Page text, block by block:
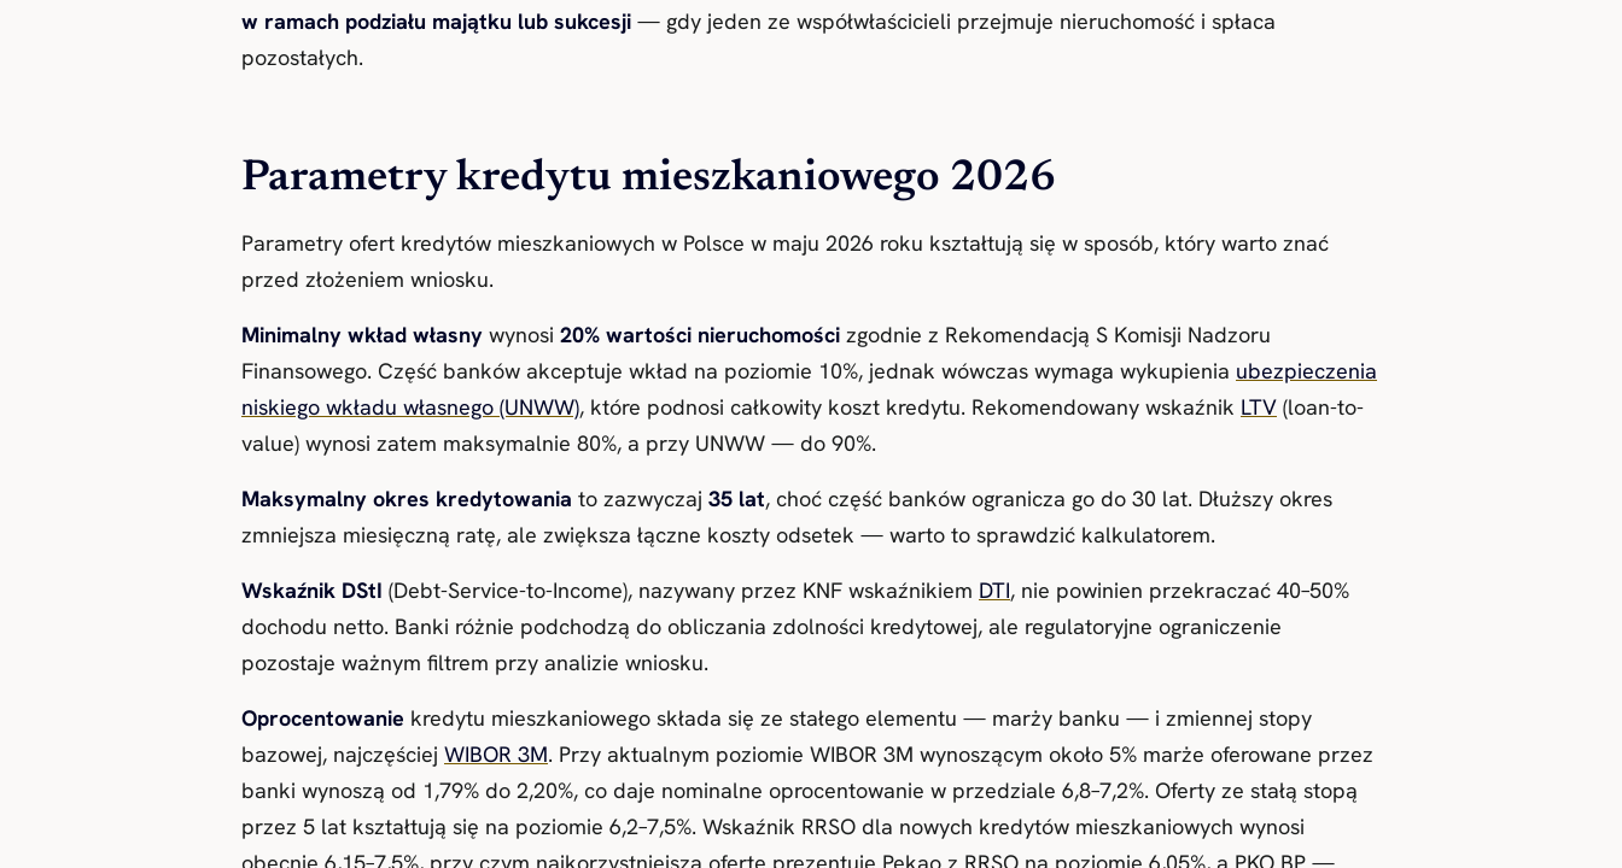
w ramach podziału majątku lub sukcesji — gdy jeden ze współwłaścicieli przejmuje nieruchomość i spłaca
pozostałych.
Parametry kredytu mieszkaniowego 2026
Parametry ofert kredytów mieszkaniowych w Polsce w maju 2026 roku kształtują się w sposób, który warto znać
przed złożeniem wniosku.
Minimalny wkład własny wynosi 20% wartości nieruchomości zgodnie z Rekomendacją S Komisji Nadzoru
Finansowego. Część banków akceptuje wkład na poziomie 10%, jednak wówczas wymaga wykupienia ubezpieczenia
niskiego wkładu własnego (UNWW), które podnosi całkowity koszt kredytu. Rekomendowany wskaźnik LTV (loan-to-
value) wynosi zatem maksymalnie 80%, a przy UNWW — do 90%.
Maksymalny okres kredytowania to zazwyczaj 35 lat, choć część banków ogranicza go do 30 lat. Dłuższy okres
zmniejsza miesięczną ratę, ale zwiększa łączne koszty odsetek — warto to sprawdzić kalkulatorem.
Wskaźnik DStI (Debt-Service-to-Income), nazywany przez KNF wskaźnikiem DTI, nie powinien przekraczać 40–50%
dochodu netto. Banki różnie podchodzą do obliczania zdolności kredytowej, ale regulatoryjne ograniczenie
pozostaje ważnym filtrem przy analizie wniosku.
Oprocentowanie kredytu mieszkaniowego składa się ze stałego elementu — marży banku — i zmiennej stopy
bazowej, najczęściej WIBOR 3M. Przy aktualnym poziomie WIBOR 3M wynoszącym około 5% marże oferowane przez
banki wynoszą od 1,79% do 2,20%, co daje nominalne oprocentowanie w przedziale 6,8–7,2%. Oferty ze stałą stopą
przez 5 lat kształtują się na poziomie 6,2–7,5%. Wskaźnik RRSO dla nowych kredytów mieszkaniowych wynosi